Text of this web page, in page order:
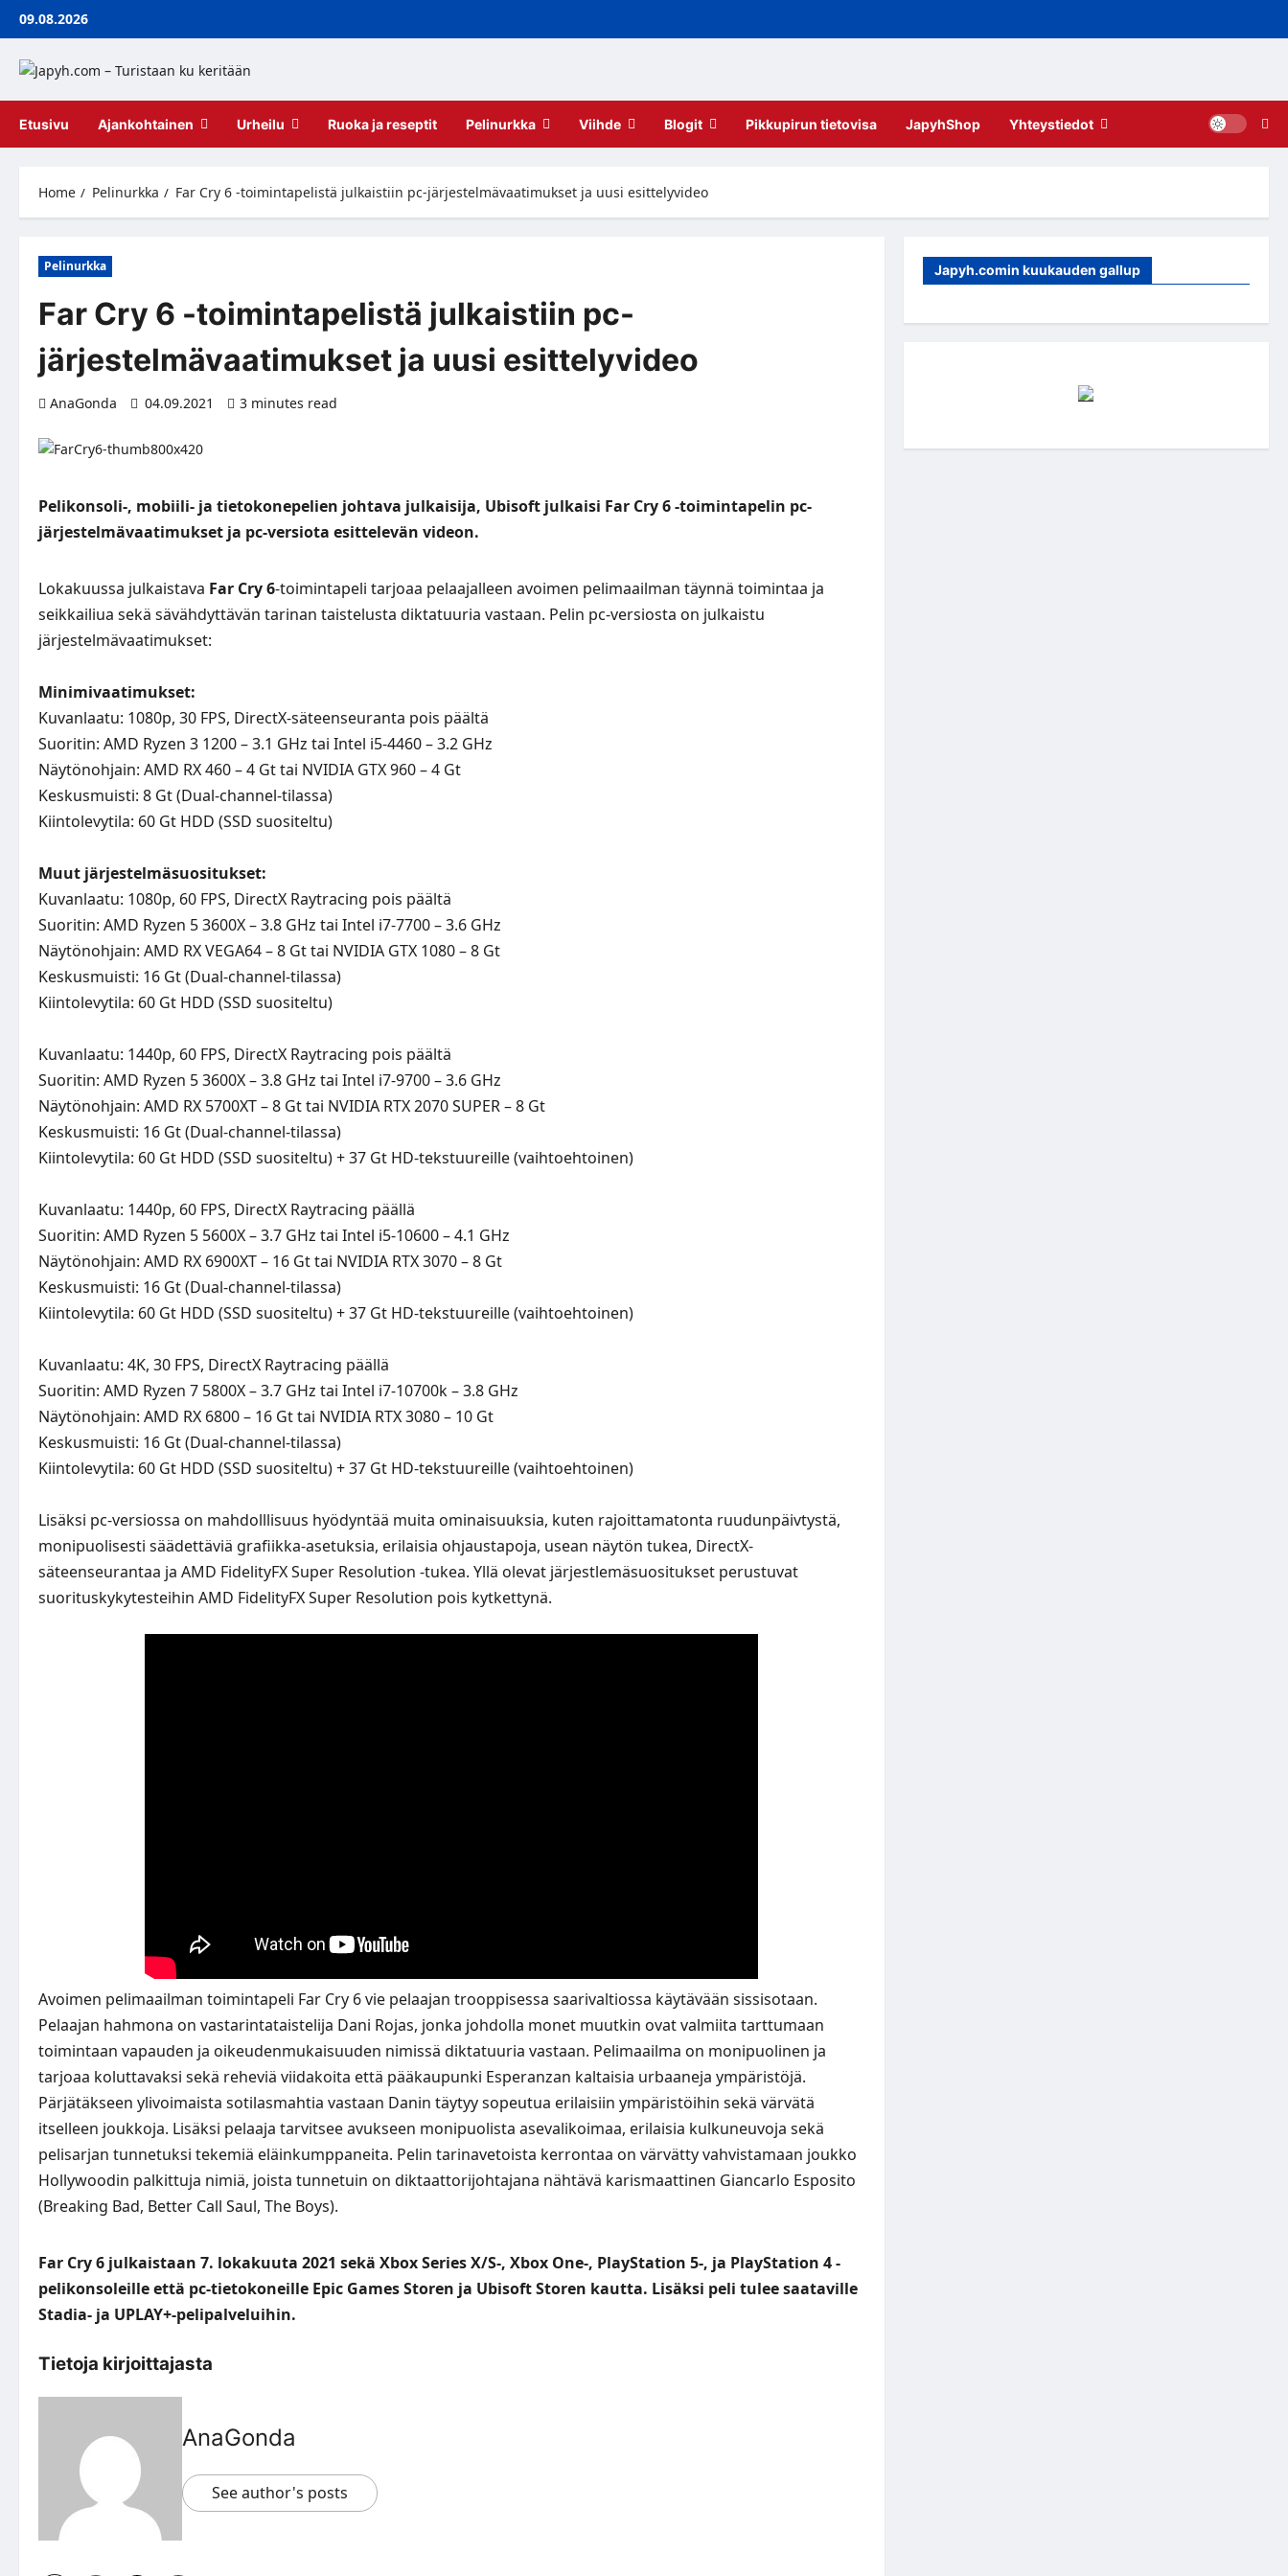
Skip09.08.2026
Etusivu Ajankohtainen Urheilu Ruoka ja reseptit Pelinurkka Viihde Blogit Pikkupirun tietovisa JapyhShop Yhteystiedot
Home Pelinurkka Far Cry 6 -toimintapelistä julkaistiin pc-järjestelmävaatimukset ja uusi esittelyvideo
Pelinurkka
Far Cry 6 -toimintapelistä julkaistiin pc-
järjestelmävaatimukset ja uusi esittelyvideo
AnaGonda 04.09.2021 3 minutes read
Pelikonsoli-, mobiili- ja tietokonepelien johtava julkaisija, Ubisoft julkaisi Far Cry 6 -toimintapelin pc-
järjestelmävaatimukset ja pc-versiota esittelevän videon.
Lokakuussa julkaistava Far Cry 6-toimintapeli tarjoaa pelaajalleen avoimen pelimaailman täynnä toimintaa ja
seikkailiua sekä sävähdyttävän tarinan taistelusta diktatuuria vastaan. Pelin pc-versiosta on julkaistu
järjestelmävaatimukset:
Minimivaatimukset:
Kuvanlaatu: 1080p, 30 FPS, DirectX-säteenseuranta pois päältä
Suoritin: AMD Ryzen 3 1200 – 3.1 GHz tai Intel i5-4460 – 3.2 GHz
Näytönohjain: AMD RX 460 – 4 Gt tai NVIDIA GTX 960 – 4 Gt
Keskusmuisti: 8 Gt (Dual-channel-tilassa)
Kiintolevytila: 60 Gt HDD (SSD suositeltu)
Muut järjestelmäsuositukset:
Kuvanlaatu: 1080p, 60 FPS, DirectX Raytracing pois päältä
Suoritin: AMD Ryzen 5 3600X – 3.8 GHz tai Intel i7-7700 – 3.6 GHz
Näytönohjain: AMD RX VEGA64 – 8 Gt tai NVIDIA GTX 1080 – 8 Gt
Keskusmuisti: 16 Gt (Dual-channel-tilassa)
Kiintolevytila: 60 Gt HDD (SSD suositeltu)
Kuvanlaatu: 1440p, 60 FPS, DirectX Raytracing pois päältä
Suoritin: AMD Ryzen 5 3600X – 3.8 GHz tai Intel i7-9700 – 3.6 GHz
Näytönohjain: AMD RX 5700XT – 8 Gt tai NVIDIA RTX 2070 SUPER – 8 Gt
Keskusmuisti: 16 Gt (Dual-channel-tilassa)
Kiintolevytila: 60 Gt HDD (SSD suositeltu) + 37 Gt HD-tekstuureille (vaihtoehtoinen)
Kuvanlaatu: 1440p, 60 FPS, DirectX Raytracing päällä
Suoritin: AMD Ryzen 5 5600X – 3.7 GHz tai Intel i5-10600 – 4.1 GHz
Näytönohjain: AMD RX 6900XT – 16 Gt tai NVIDIA RTX 3070 – 8 Gt
Keskusmuisti: 16 Gt (Dual-channel-tilassa)
Kiintolevytila: 60 Gt HDD (SSD suositeltu) + 37 Gt HD-tekstuureille (vaihtoehtoinen)
Kuvanlaatu: 4K, 30 FPS, DirectX Raytracing päällä
Suoritin: AMD Ryzen 7 5800X – 3.7 GHz tai Intel i7-10700k – 3.8 GHz
Näytönohjain: AMD RX 6800 – 16 Gt tai NVIDIA RTX 3080 – 10 Gt
Keskusmuisti: 16 Gt (Dual-channel-tilassa)
Kiintolevytila: 60 Gt HDD (SSD suositeltu) + 37 Gt HD-tekstuureille (vaihtoehtoinen)
Lisäksi pc-versiossa on mahdolllisuus hyödyntää muita ominaisuuksia, kuten rajoittamatonta ruudunpäivtystä,
monipuolisesti säädettäviä grafiikka-asetuksia, erilaisia ohjaustapoja, usean näytön tukea, DirectX-
säteenseurantaa ja AMD FidelityFX Super Resolution -tukea. Yllä olevat järjestlemäsuositukset perustuvat
suorituskykytesteihin AMD FidelityFX Super Resolution pois kytkettynä.
Avoimen pelimaailman toimintapeli Far Cry 6 vie pelaajan trooppisessa saarivaltiossa käytävään sissisotaan.
Pelaajan hahmona on vastarintataistelija Dani Rojas, jonka johdolla monet muutkin ovat valmiita tarttumaan
toimintaan vapauden ja oikeudenmukaisuuden nimissä diktatuuria vastaan. Pelimaailma on monipuolinen ja
tarjoaa koluttavaksi sekä reheviä viidakoita että pääkaupunki Esperanzan kaltaisia urbaaneja ympäristöjä.
Pärjätäkseen ylivoimaista sotilasmahtia vastaan Danin täytyy sopeutua erilaisiin ympäristöihin sekä värvätä
itselleen joukkoja. Lisäksi pelaaja tarvitsee avukseen monipuolista asevalikoimaa, erilaisia kulkuneuvoja sekä
pelisarjan tunnetuksi tekemiä eläinkumppaneita. Pelin tarinavetoista kerrontaa on värvätty vahvistamaan joukko
Hollywoodin palkittuja nimiä, joista tunnetuin on diktaattorijohtajana nähtävä karismaattinen Giancarlo Esposito
(Breaking Bad, Better Call Saul, The Boys).
Far Cry 6 julkaistaan 7. lokakuuta 2021 sekä Xbox Series X/S-, Xbox One-, PlayStation 5-, ja PlayStation 4 -
pelikonsoleille että pc-tietokoneille Epic Games Storen ja Ubisoft Storen kautta. Lisäksi peli tulee saataville
Stadia- ja UPLAY+-pelipalveluihin.
Tietoja kirjoittajasta
AnaGonda
See author's posts
Japyh.comin kuukauden gallup